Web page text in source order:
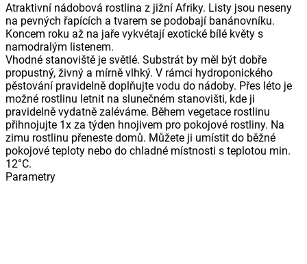
Atraktivní nádobová rostlina z jižní Afriky. Listy jsou neseny
na pevných řapících a tvarem se podobají banánovníku.
Koncem roku až na jaře vykvétají exotické bílé květy s
namodralým listenem.
Vhodné stanoviště je světlé. Substrát by měl být dobře
propustný, živný a mírně vlhký. V rámci hydroponického
pěstování pravidelně doplňujte vodu do nádoby. Přes léto je
možné rostlinu letnit na slunečném stanovišti, kde ji
pravidelně vydatně zaléváme. Během vegetace rostlinu
přihnojujte 1x za týden hnojivem pro pokojové rostliny. Na
zimu rostlinu přeneste domů. Můžete ji umístit do běžné
pokojové teploty nebo do chladné místnosti s teplotou min.
12°C.
Parametry